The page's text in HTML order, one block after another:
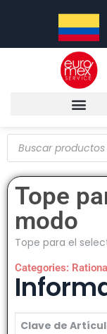
Tope
modo
Tope para el
Categories: Rational
Clave de